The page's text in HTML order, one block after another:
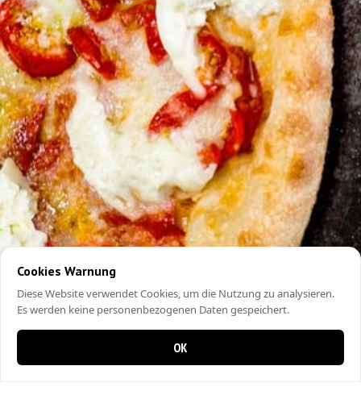
Cookies Warnung
Diese Website verwendet Cookies, um die Nutzung zu analysieren.
Es werden keine personenbezogenen Daten gespeichert.
OK